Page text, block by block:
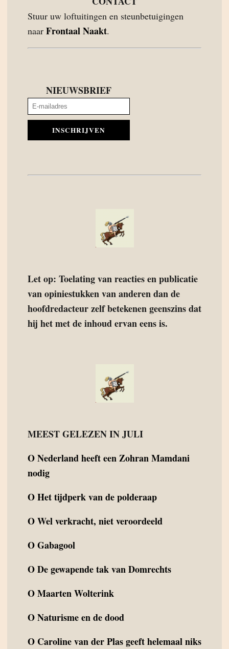
Stuur uw loftuitingen en steunbetuigingen
naar Frontaal Naakt.
NIEUWSBRIEF
INSCHRIJVEN
Let op: Toelating van reacties en publicatie
van opiniestukken van anderen dan de
hoofdredacteur zelf betekenen geenszins dat
hij het met de inhoud ervan eens is.
MEEST GELEZEN IN JULI
ONederland heeft een Zohran Mamdani
nodig
OHet tijdperk van de polderaap
OWel verkracht, niet veroordeeld
OGabagool
ODe gewapende tak van Domrechts
OMaarten Wolterink
ONaturisme en de dood
O Caroline van der Plas geeft helemaal niks